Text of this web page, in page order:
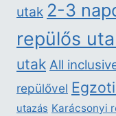
utak 2-3
repülős
utak All
repülővel
utazás Karácsonyi